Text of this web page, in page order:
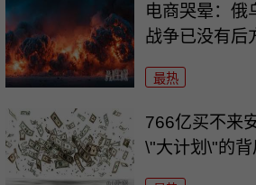
电商哭晕：俄
战争已没有后
最热
766亿买不来
\"大计划\"的背